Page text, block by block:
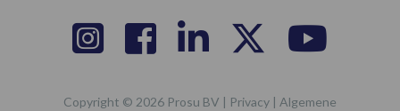
Copyright © 2026 Prosu BV | Privacy
Algemene